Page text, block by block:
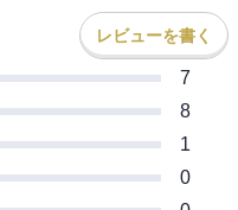
レビューを書く
7
8
1
0